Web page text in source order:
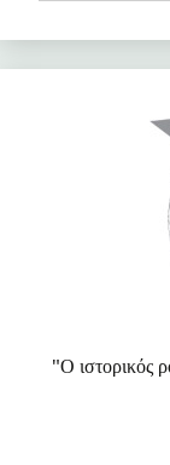
"Ο ιστορικός